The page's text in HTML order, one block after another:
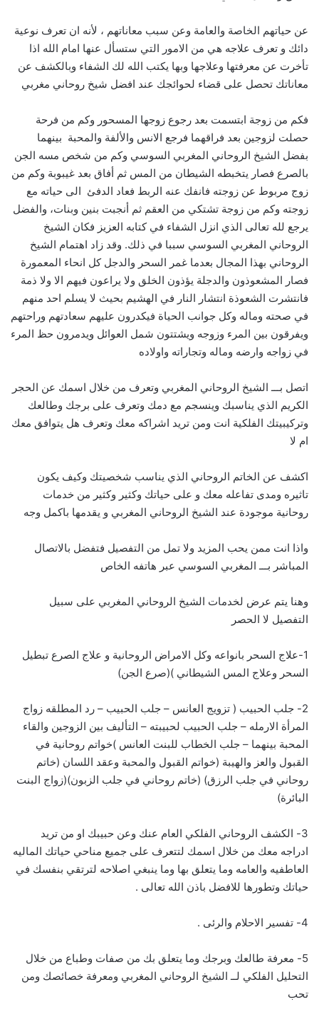
عن حياتهم الخاصة والعامة وعن سبب معاناتهم ، لأنه ان تعرف نوعية
دائك و تعرف علاجه هي من الامور التي ستسأل عنها امام الله اذا
تأخرت عن معرفتها وعلاجها وبها يكتب الله لك الشفاء وبالكشف عن
معاناتك تحصل على قضاء لحوائجك عند افضل شيخ روحاني مغربي
فكم من زوجة ابتسمت بعد رجوع زوجها المسحور وكم من فرحة
حصلت لزوجين بعد فراقهما فرجع الانس والألفة والمحبة بينهما
بفضل الشيخ الروحاني المغربي السوسي وكم من شخص مسه الجن
بالصرع فصار يتخبطه الشيطان من المس ثم أفاق بعد غيبوبة وكم من
زوج مربوط عن زوجته فانفك عنه الربط فعاد الدفئ الى حياته مع
زوجته وكم من زوجة تشتكي من العقم ثم أنجبت بنين وبنات، والفضل
يرجع لله تعالى الذي انزل الشفاء في كتابه العزيز فكان الشيخ
الروحاني المغربي السوسي سببا في ذلك. وقد زاد اهتمام الشيخ
الروحاني بهذا المجال بعدما غمر السحر والدجل كل انحاء المعمورة
فصار المشعوذون والدجلة يؤذون الخلق ولا يراعون فيهم الا ولا ذمة
فانتشرت الشعوذة انتشار النار في الهشيم بحيث لا يسلم احد منهم
في صحته وماله وكل جوانب الحياة فيكدرون عليهم سعادتهم وراحتهم
ويفرقون بين المرء وزوجه ويشتتون شمل العوائل ويدمرون حظ المرء
في زواجه وارضه وماله وتجاراته واولاده
اتصل بـــ الشيخ الروحاني المغربي وتعرف من خلال اسمك عن الحجر
الكريم الذي يناسبك وينسجم مع دمك وتعرف على برجك وطالعك
وتركيبيتك الفلكية انت ومن تريد اشراكه معك وتعرف هل يتوافق معك
ام لا
اكشف عن الخاتم الروحاني الذي يناسب شخصيتك وكيف يكون
تاثيره ومدى تفاعله معك و على حياتك وكثير وكثير من خدمات
روحانية موجودة عند الشيخ الروحاني المغربي و يقدمها باكمل وجه
واذا انت ممن يحب المزيد ولا تمل من التفصيل فتفضل بالاتصال
المباشر بـــ المغربي السوسي عبر هاتفه الخاص
وهنا يتم عرض لخدمات الشيخ الروحاني المغربي على سبيل
التفصيل لا الحصر
1-علاج السحر بانواعه وكل الامراض الروحانية و علاج الصرع تبطيل
السحر وعلاج المس الشيطاني )(صرع الجن)
2- جلب الحبيب ( تزويج العانس – جلب الحبيب – رد المطلقه زواج
المرأة الارمله – جلب الحبيب لحبيبته – التأليف بين الزوجين والقاء
المحبة بينهما – جلب الخطاب للبنت العانس )خواتم روحانية في
القبول والعز والهيبة (خواتم القبول والمحبة وعقد اللسان (خاتم
روحاني في جلب الرزق) (خاتم روحاني في جلب الزبون)(زواج البنت
البائرة)
3- الكشف الروحاني الفلكي العام عنك وعن حبيبك او من تريد
ادراجه معك من خلال اسمك لتتعرف على جميع مناحي حياتك الماليه
العاطفيه والعامه وما يتعلق بها وما ينبغي اصلاحه لترتقي بنفسك في
حياتك وتطورها للافضل باذن الله تعالى .
4- تفسير الاحلام والرئى .
5- معرفة طالعك وبرجك وما يتعلق بك من صفات وطباع من خلال
التحليل الفلكي لــ الشيخ الروحاني المغربي ومعرفة خصائصك ومن
تحب